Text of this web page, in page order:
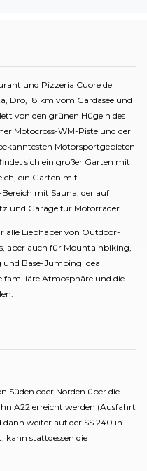
und Pizzeria Cuore del
Dro, 18 km vom Gardasee und
von den grünen Hügeln des
Motocross-WM-Piste und der
Motorsportgebieten
sich ein großer Garten mit
ein Garten mit
mit Sauna, der auf
und Garage für Motorräder.
alle Liebhaber von Outdoor-
aber auch für Mountainbiking,
Base-Jumping ideal
familiäre Atmosphäre und die
Süden oder Norden über die
A22 erreicht werden (Ausfahrt
dann weiter auf der SS 240 in
kann stattdessen die